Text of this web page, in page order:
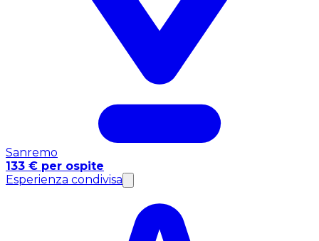
Sanremo
133 € per ospite
Esperienza condivisa